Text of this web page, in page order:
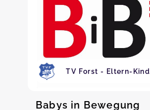
TV Forst - Eltern-Kind
Babys in Bewegung